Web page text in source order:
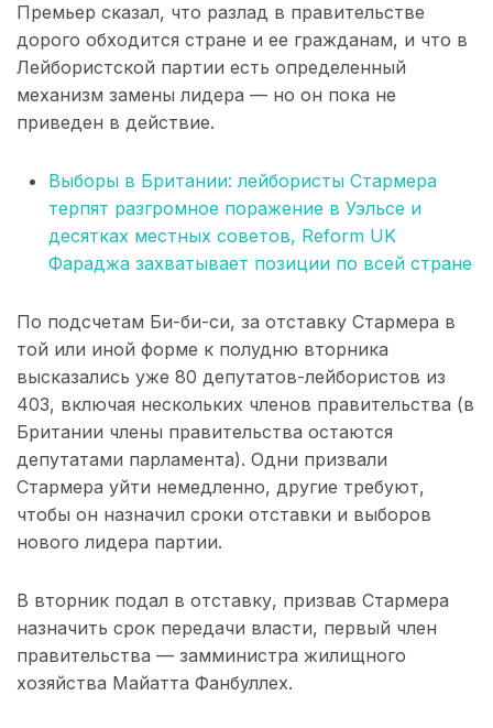
Премьер сказал, что разлад в правительстве
дорого обходится стране и ее гражданам, и что в
Лейбористской партии есть определенный
механизм замены лидера — но он пока не
приведен в действие.
Выборы в Британии: лейбористы Стармера
терпят разгромное поражение в Уэльсе и
десятках местных советов, Reform UK
Фараджа захватывает позиции по всей стране
По подсчетам Би-би-си, за отставку Стармера в
той или иной форме к полудню вторника
высказались уже 80 депутатов-лейбористов из
403, включая нескольких членов правительства (в
Британии члены правительства остаются
депутатами парламента). Одни призвали
Стармера уйти немедленно, другие требуют,
чтобы он назначил сроки отставки и выборов
нового лидера партии.
В вторник подал в отставку, призвав Стармера
назначить срок передачи власти, первый член
правительства — замминистра жилищного
хозяйства Майатта Фанбуллех.